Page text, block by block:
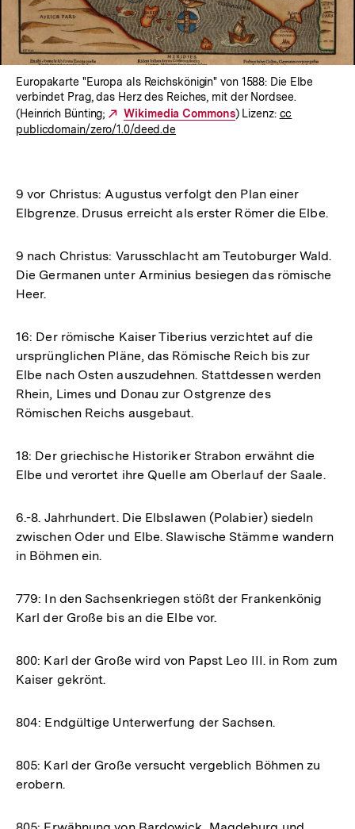
Europakarte "Europa als Reichskönigin" von 1588: Die Elbe
verbindet Prag, das Herz des Reiches, mit der Nordsee.
(Heinrich Bünting;
Externer
Link:
Wikimedia Commons) Lizenz: cc
publicdomain/zero/1.0/deed.de
9 vor Christus: Augustus verfolgt den Plan einer
Elbgrenze. Drusus erreicht als erster Römer die Elbe.
9 nach Christus: Varusschlacht am Teutoburger Wald.
Die Germanen unter Arminius besiegen das römische
Heer.
16: Der römische Kaiser Tiberius verzichtet auf die
ursprünglichen Pläne, das Römische Reich bis zur
Elbe nach Osten auszudehnen. Stattdessen werden
Rhein, Limes und Donau zur Ostgrenze des
Römischen Reichs ausgebaut.
18: Der griechische Historiker Strabon erwähnt die
Elbe und verortet ihre Quelle am Oberlauf der Saale.
6.-8. Jahrhundert. Die Elbslawen (Polabier) siedeln
zwischen Oder und Elbe. Slawische Stämme wandern
in Böhmen ein.
779: In den Sachsenkriegen stößt der Frankenkönig
Karl der Große bis an die Elbe vor.
800: Karl der Große wird von Papst Leo III. in Rom zum
Kaiser gekrönt.
804: Endgültige Unterwerfung der Sachsen.
805: Karl der Große versucht vergeblich Böhmen zu
erobern.